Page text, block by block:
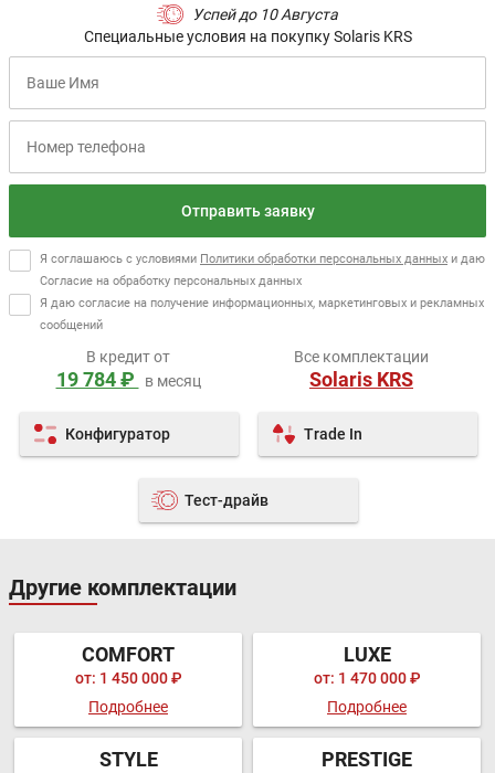
Успей до 10 Августа
Специальные условия на покупку Solaris KRS
Отправить заявку
Я соглашаюсь с условиями Политики обработки персональных данных и даю
Согласие на обработку персональных данных
Я даю согласие на получение информационных, маркетинговых и рекламных
сообщений
Все комплектации
Solaris KRS
Конфигуратор Trade In
Тест-драйв
В кредит от
19 784 ₽ в месяц
Другие комплектации
COMFORT
от: 1 450 000 ₽
Подробнее
LUXE
от: 1 470 000 ₽
Подробнее
STYLE PRESTIGE